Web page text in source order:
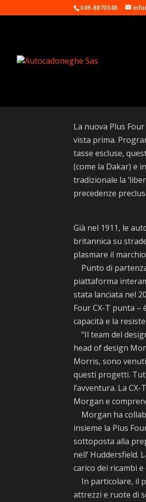
049-8870348
La nuova Plus
vista prima.
tasse escluse,
(come la Dakar) e
tradizionale la
precedenze
Già nel 1911, le
britannica su
plasmare il
Punto di
piattaforma
stata lanciata nel
Four CX-T punta –
capacità e la
“Il team del
head of design
Morris, sono
questi progetti.
l’avventura. La
Morgan e
Morgan ha
insieme la Plus
sottoposta alla
nell’ Huddersfield.
carico dei ricambi
In particolare, il
attrezzi e ruote di